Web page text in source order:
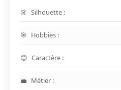
Silhouette :
Hobbies :
Caractère :
Métier :